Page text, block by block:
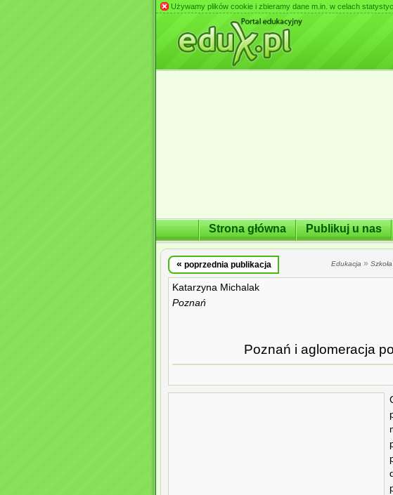
Używamy plików cookie i zbieramy dane m.in. w celach
Strona główna Publikuj u nas
« poprzednia publikacja Edukacja »
Katarzyna Michalak
Poznań
Poznań i aglomeracja